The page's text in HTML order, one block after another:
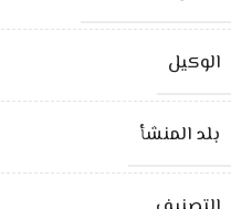
الوكيل
بلد المنشأ